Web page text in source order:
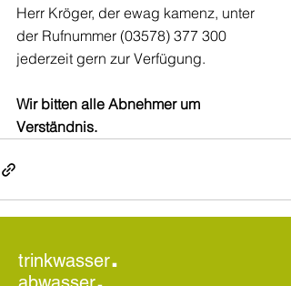
Herr Kröger, der ewag kamenz, unter
der Rufnummer (03578) 377 300
jederzeit gern zur Verfügung.
Wir bitten alle Abnehmer um
Verständnis.
trinkwasser.
.